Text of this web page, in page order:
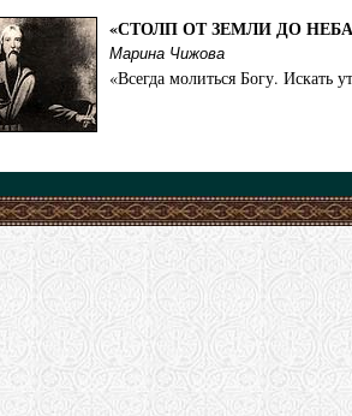
«СТОЛП ОТ ЗЕМЛИ ДО
Марина Чижова
«Всегда молиться Богу. Искать